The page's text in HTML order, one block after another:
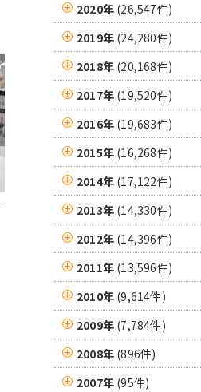
2020年 (26,547件)
2019年 (24,280件)
2018年 (20,168件)
2017年 (19,520件)
2016年 (19,683件)
2015年 (16,268件)
2014年 (17,122件)
2013年 (14,330件)
2012年 (14,396件)
2011年 (13,596件)
2010年 (9,614件)
2009年 (7,784件)
2008年 (896件)
2007年 (95件)